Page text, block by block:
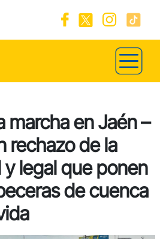
marcha en Jaén –
rechazo de la
y legal que ponen
de cuenca